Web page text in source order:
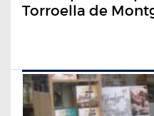
Torroella de